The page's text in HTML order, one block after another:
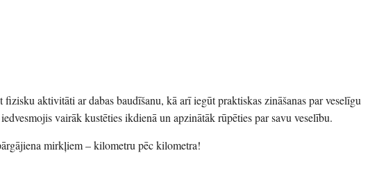
aktivitāti ar dabas baudīšanu, kā arī iegūt praktiskas zināšanas par veselīgu
vairāk kustēties ikdienā un apzinātāk rūpēties par savu veselību.
mirkļiem – kilometru pēc kilometra!